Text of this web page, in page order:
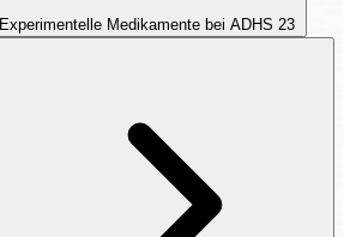
Experimentelle Medikamente bei ADHS 23